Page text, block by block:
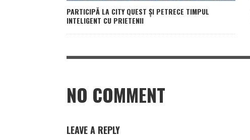
PARTICIPĂ LA CITY QUEST ȘI PETRECE TIMPUL
INTELIGENT CU PRIETENII
NO COMMENT
LEAVE A REPLY